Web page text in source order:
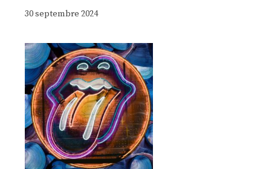
30 septembre 2024